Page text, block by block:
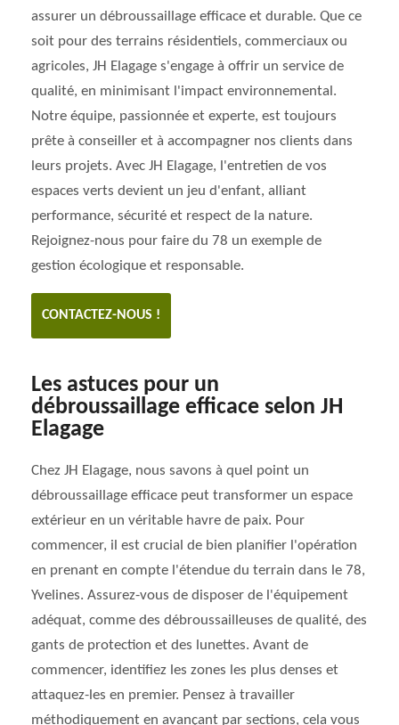
assurer un débroussaillage efficace et durable. Que ce
soit pour des terrains résidentiels, commerciaux ou
agricoles, JH Elagage s'engage à offrir un service de
qualité, en minimisant l'impact environnemental.
Notre équipe, passionnée et experte, est toujours
prête à conseiller et à accompagner nos clients dans
leurs projets. Avec JH Elagage, l'entretien de vos
espaces verts devient un jeu d'enfant, alliant
performance, sécurité et respect de la nature.
Rejoignez-nous pour faire du 78 un exemple de
gestion écologique et responsable.
CONTACTEZ-NOUS !
Les astuces pour un
débroussaillage efficace selon JH
Elagage
Chez JH Elagage, nous savons à quel point un
débroussaillage efficace peut transformer un espace
extérieur en un véritable havre de paix. Pour
commencer, il est crucial de bien planifier l'opération
en prenant en compte l'étendue du terrain dans le 78,
Yvelines. Assurez-vous de disposer de l'équipement
adéquat, comme des débroussailleuses de qualité, des
gants de protection et des lunettes. Avant de
commencer, identifiez les zones les plus denses et
attaquez-les en premier. Pensez à travailler
méthodiquement en avançant par sections, cela vous